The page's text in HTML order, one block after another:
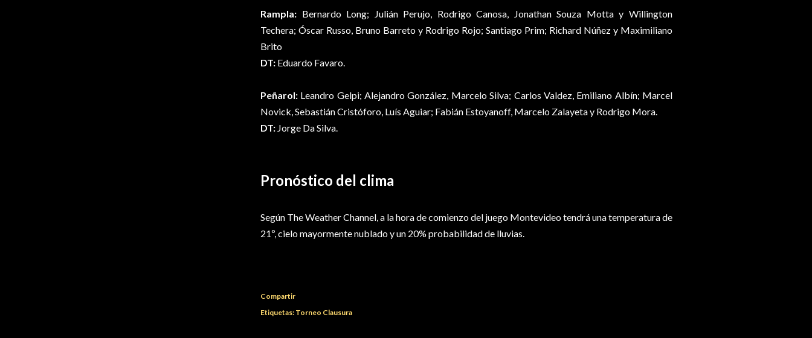
Rampla: Bernardo Long; Julián Perujo, Rodrigo Canosa, Jonathan Souza Motta y Willington
Techera; Óscar Russo, Bruno Barreto y Rodrigo Rojo; Santiago Prim; Richard Núñez y Maximiliano
Brito
DT: Eduardo Favaro.
Peñarol: Leandro Gelpi; Alejandro González, Marcelo Silva; Carlos Valdez, Emiliano Albín; Marcel
Novick, Sebastián Cristóforo, Luís Aguiar; Fabián Estoyanoff, Marcelo Zalayeta y Rodrigo Mora.
DT: Jorge Da Silva.
Pronóstico del clima
Según The Weather Channel, a la hora de comienzo del juego Montevideo tendrá una temperatura de
21º, cielo mayormente nublado y un 20% probabilidad de lluvias.
Compartir
Etiquetas: Torneo Clausura